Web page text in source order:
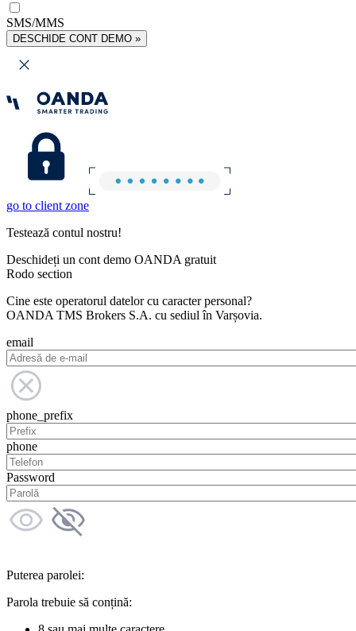
SMS/MMS
DESCHIDE CONT DEMO »
go to client zone
Testează contul nostru!
Deschideți un cont demo OANDA gratuit
Rodo section
Cine este operatorul datelor cu caracter personal?
OANDA TMS Brokers S.A. cu sediul în Varșovia.
email
phone_prefix
phone
Password
Puterea parolei:
Parola trebuie să conțină: